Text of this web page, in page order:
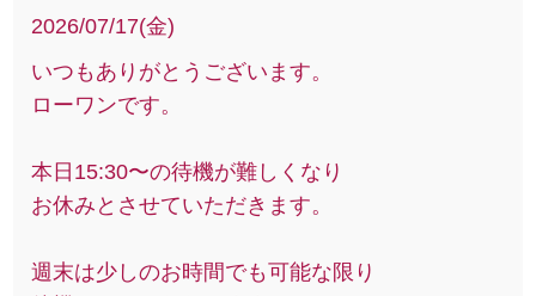
2026/07/17(金)
いつもありがとうございます。
ローワンです。
本日15:30〜の待機が難しくなり
お休みとさせていただきます。
週末は少しのお時間でも可能な限り